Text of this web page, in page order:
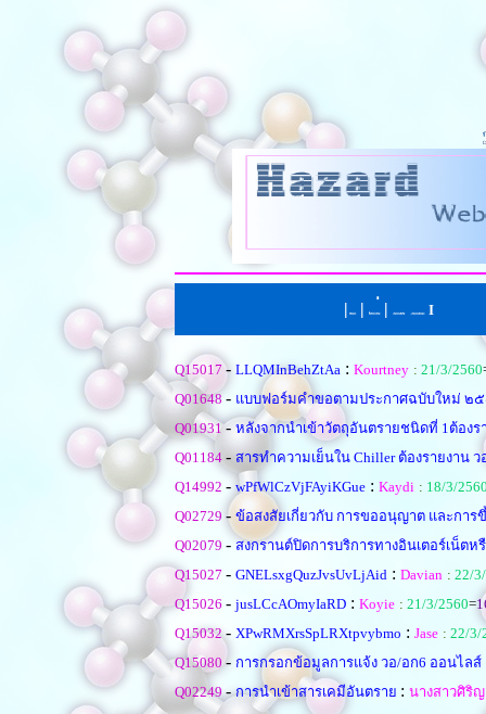
| | ่ | I
Q15017 - LLQMInBehZtAa : Kourtney : 21/3/2560
Q01648 - แบบฟอร์มคำขอตามประกาศฉบับใหม่ ๒๕
Q01931- หลังจากนำเข้าวัตถุอันตรายชนิดที่ 1ต้องร
Q01184 -สารทำความเย็นใน Chiller ต้องรายงาน
Q14992 - wPfWlCzVjFAyiKGue : Kaydi : 18/3/
Q02729 - ข้อสงสัยเกี่ยวกับ การขออนุญาต และการ
Q02079 - สงกรานต์ปิดการบริการทางอินเตอร์เน็ตห
Q15027 - GNELsxgQuzJvsUvLjAid : Davian : 22/
Q15026 - jusLCcAOmyIaRD : Koyie : 21/3/2560=
Q15032- XPwRMXrsSpLRXtpvybmo : Jase : 22/3/
Q15080 - การกรอกข้อมูลการแจ้ง วอ/อก6 ออนไลส์
Q02249-การนำเข้าสารเคมีอันตราย : นางสาวศิริญ